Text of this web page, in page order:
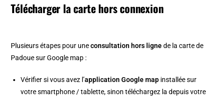
Télécharger la carte hors connexion
Plusieurs étapes pour uneconsultation hors lignede la carte de
Padoue sur Google map :
Vérifier si vous avez l’application Google map installée sur
votre smartphone / tablette, sinon téléchargez la depuis votre